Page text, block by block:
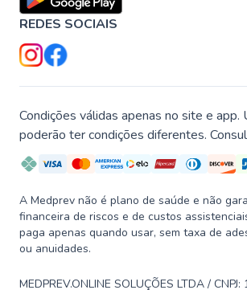
REDES SOCIAIS
Condições válidas apenas no site e app.
poderão ter condições diferentes.
A Medprev não é plano de saúde e não
financeira de riscos e de custos
paga apenas quando usar, sem taxa de
ou anuidades.
MEDPREV.ONLINE SOLUÇÕES LTDA /